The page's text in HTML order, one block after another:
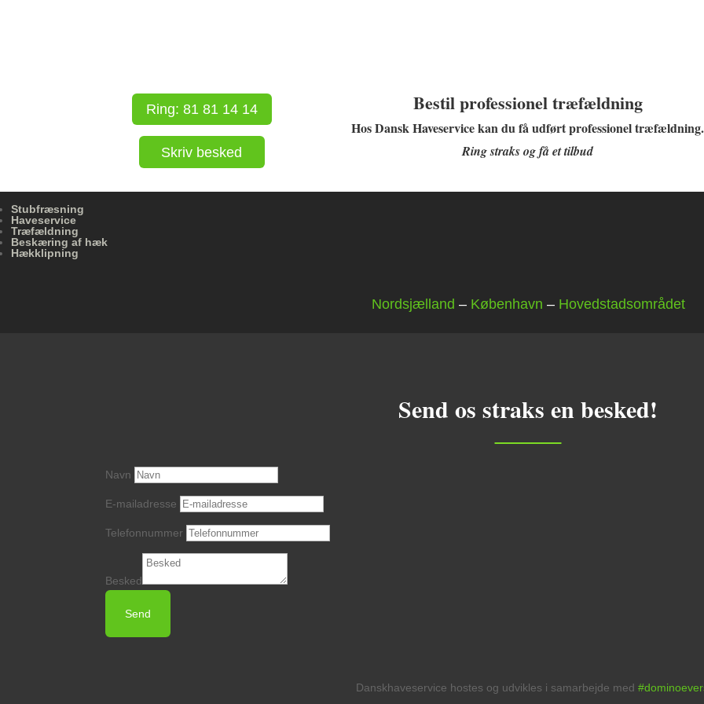
Ring: 81 81 14 14
Skriv besked
Bestil professionel træfældning
Hos Dansk Haveservice kan du få udført professionel træfældning.
Ring straks og få et tilbud
Stubfræsning
Haveservice
Træfældning
Beskæring af hæk
Hækklipning
Nordsjælland – København – Hovedstadsområdet
Send os straks en besked!
Navn
E-mailadresse
Telefonnummer
Besked
Send
Danskhaveservice hostes og udvikles i samarbejde med